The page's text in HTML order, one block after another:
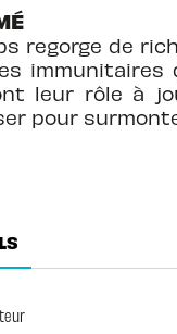
regorge de
leur rôle à
pour